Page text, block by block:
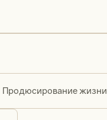
Продюсирование жизни